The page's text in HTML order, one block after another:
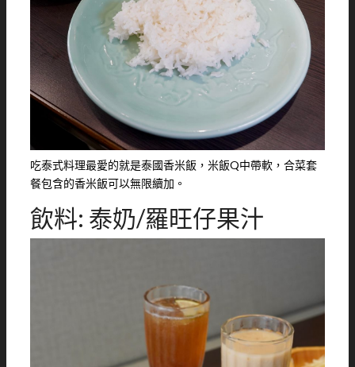
吃泰式料理最愛的就是泰國香米飯，米飯Q中帶軟，合菜套
餐包含的香米飯可以無限續加。
飲料: 泰奶/羅旺仔果汁